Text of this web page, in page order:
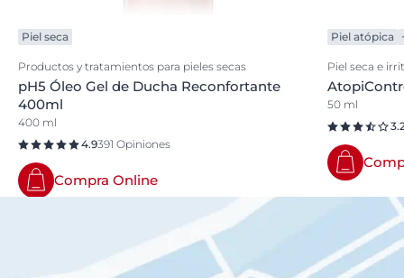
Piel seca
Productos y tratamientos para pieles secas
pH5 Óleo Gel de Ducha Reconfortante
400ml
400 ml
4.9391 Opiniones
Compra Online
Piel atópica
Piel seca e
50 ml